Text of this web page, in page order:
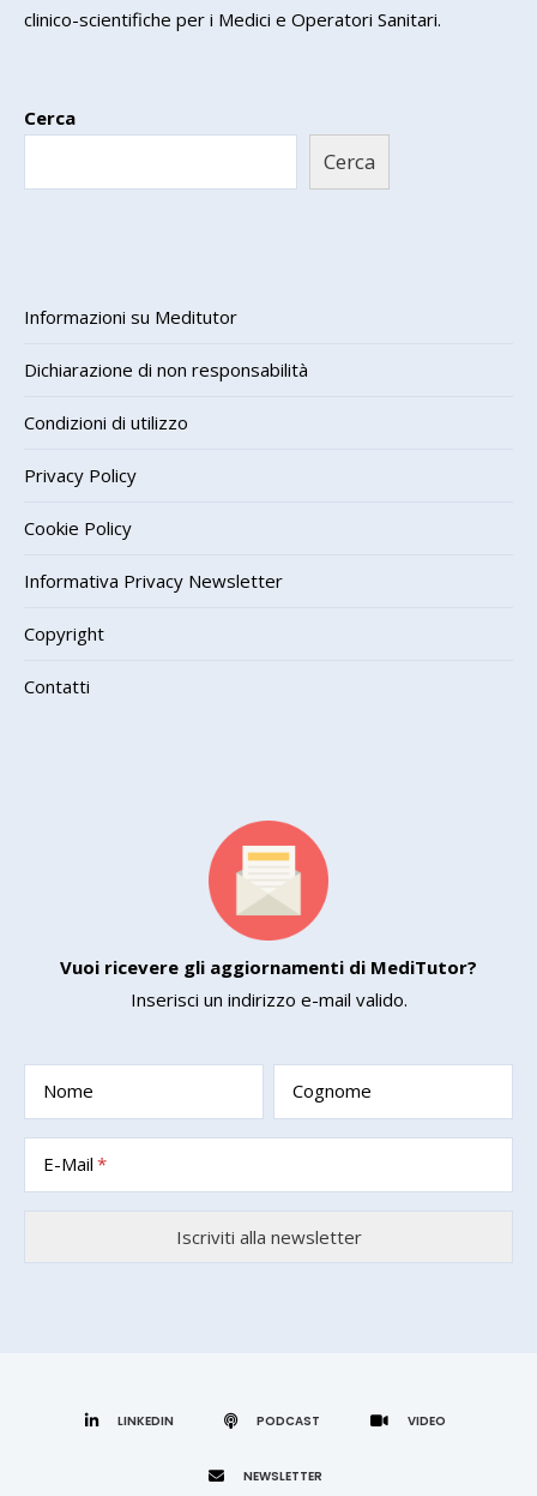
clinico-scientifiche per i Medici e Operatori Sanitari.
Cerca
Cerca
Informazioni su Meditutor
Dichiarazione di non responsabilità
Condizioni di utilizzo
Privacy Policy
Cookie Policy
Informativa Privacy Newsletter
Copyright
Contatti
Vuoi ricevere gli aggiornamenti di MediTutor?
Inserisci un indirizzo e-mail valido.
Nome Cognome
E-Mail
LINKEDIN